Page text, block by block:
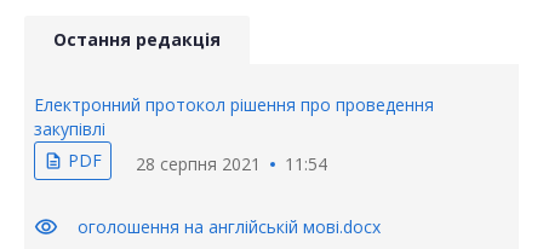
Остання редакція
Електронний протокол рішення про проведення
закупівлі
description PDF 28 серпня 2021 11:54
visibility
оголошення на англійській мові.docx